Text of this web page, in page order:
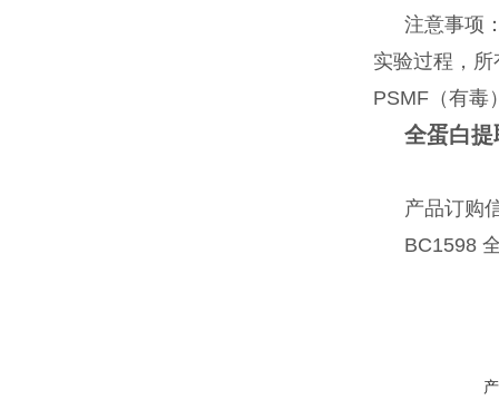
注意事项
实验过程，
PSMF（有毒
全蛋白
产品订购
BC1598